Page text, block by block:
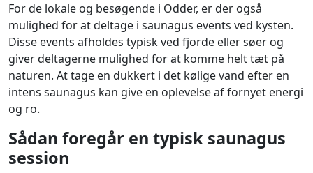
For de lokale og besøgende i Odder, er der også
mulighed for at deltage i saunagus events ved kysten.
Disse events afholdes typisk ved fjorde eller søer og
giver deltagerne mulighed for at komme helt tæt på
naturen. At tage en dukkert i det kølige vand efter en
intens saunagus kan give en oplevelse af fornyet energi
og ro.
Sådan foregår en typisk saunagus
session